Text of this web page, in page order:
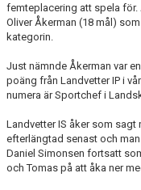
femteplacering att spela för.
Oliver Åkerman (18 mål)
kategorin.
Just nämnde Åkerman var
poäng från Landvetter IP i
numera är Sportchef i
Landvetter IS åker som sagt
efterlängtad senast och
Daniel Simonsen fortsatt
och Tomas på att åka ner